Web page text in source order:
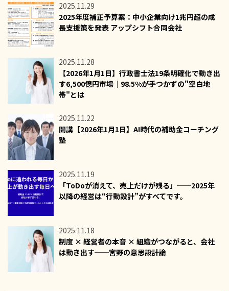
2025.11.29
2025年度補正予算案：中小企業向け1兆円超の成
長支援策を発表 アップシフト合同会社
2025.11.28
【2026年1月1日】行政書士法19条明確化で動き出
す6,500億円市場｜98.5%が手つかずの"空白地
帯"とは
2025.11.22
開講【2026年1月1日】AI時代の補助金コーチング
塾
2025.11.19
「ToDoが消えて、売上だけが残る」──2025年
以降の経営は“行動設計”がすべてです。
2025.11.18
制度 × 経営者の本音 × 組織がつながると、会社
は動き出す──宮野の意思設計論